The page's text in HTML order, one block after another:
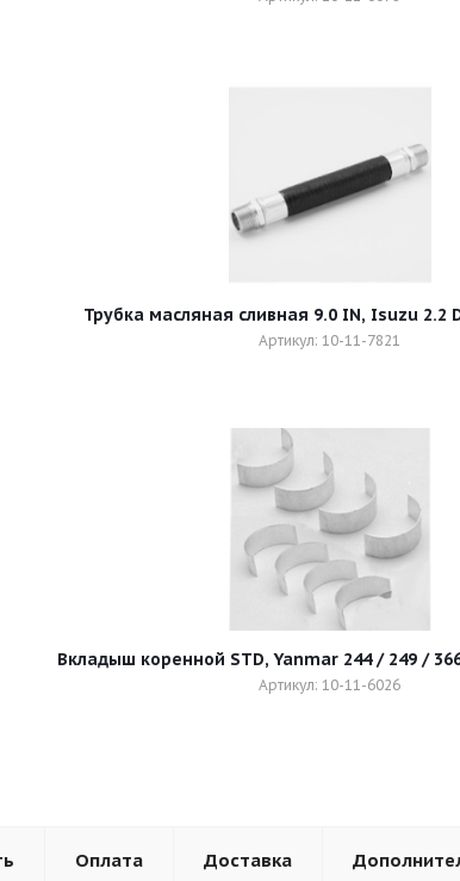
Трубка масляная сливная 9.0 IN, Isuzu 2.2
Артикул: 10-11-7821
Вкладыш коренной STD, Yanmar 244 / 249 /
Артикул: 10-11-6026
Оплата Доставка